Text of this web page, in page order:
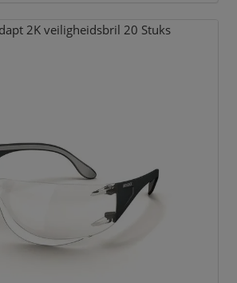
2K veiligheidsbril 20 Stuks